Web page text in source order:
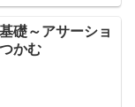
礎～アサーショ
かむ